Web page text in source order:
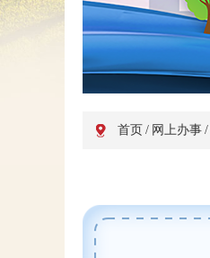
首页 / 网上办事 /